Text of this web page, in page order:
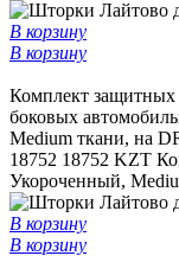
В корзину
В корзину
Комплект защитных
боковых
Medium ткани, на
18752 18752 KZT
Укороченный,
В корзину
В корзину